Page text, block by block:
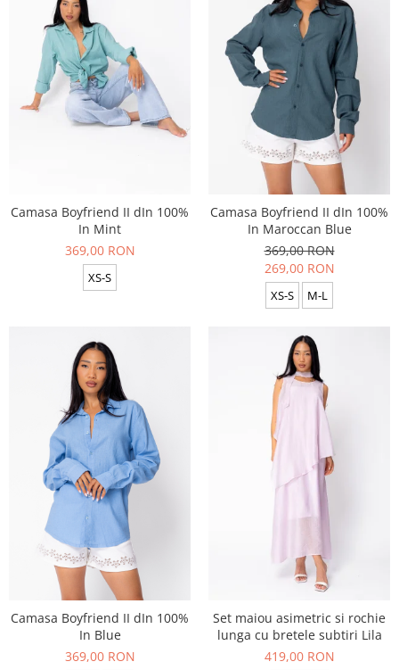
Camasa Boyfriend II dIn 100%
In Mint
369,00 RON
XS-S
Camasa Boyfriend II dIn 100%
In Maroccan Blue
369,00 RON
269,00 RON
XS-S M-L
Camasa Boyfriend II dIn 100%
In Blue
369,00 RON
Set maiou asimetric si rochie
lunga cu bretele subtiri Lila
419,00 RON